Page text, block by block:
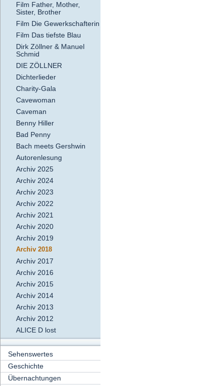
Film Father, Mother,
Sister, Brother
Film Die Gewerkschafterin
Film Das tiefste Blau
Dirk Zöllner & Manuel
Schmid
DIE ZÖLLNER
Dichterlieder
Charity-Gala
Cavewoman
Caveman
Benny Hiller
Bad Penny
Bach meets Gershwin
Autorenlesung
Archiv 2025
Archiv 2024
Archiv 2023
Archiv 2022
Archiv 2021
Archiv 2020
Archiv 2019
Archiv 2018
Archiv 2017
Archiv 2016
Archiv 2015
Archiv 2014
Archiv 2013
Archiv 2012
ALICE D lost
Sehenswertes
Geschichte
Übernachtungen